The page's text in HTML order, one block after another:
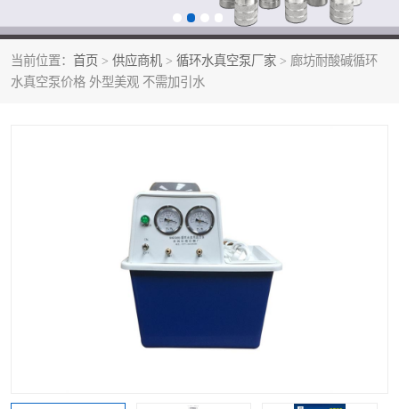
当前位置： 首页 > 供应商机 > 循环水真空泵厂家 > 廊坊耐酸碱循环
水真空泵价格 外型美观 不需加引水
气流烘干器
旋转蒸发器厂家 双层玻璃反应釜10L
低温恒温反应浴槽
电动搅拌器